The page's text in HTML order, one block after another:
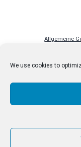
We use cookies to
Allgemeine